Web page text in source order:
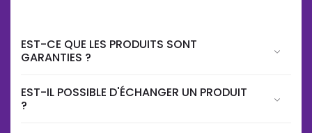
EST-CE QUE LES PRODUITS SONT
GARANTIES ?
EST-IL POSSIBLE D'ÉCHANGER UN PRODUIT
?